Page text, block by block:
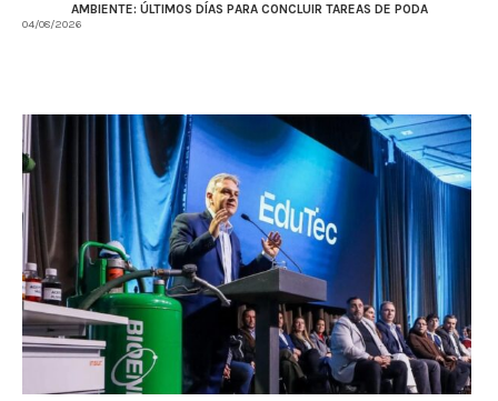
AMBIENTE: ÚLTIMOS DÍAS PARA CONCLUIR TAREAS DE PODA
04/08/2026